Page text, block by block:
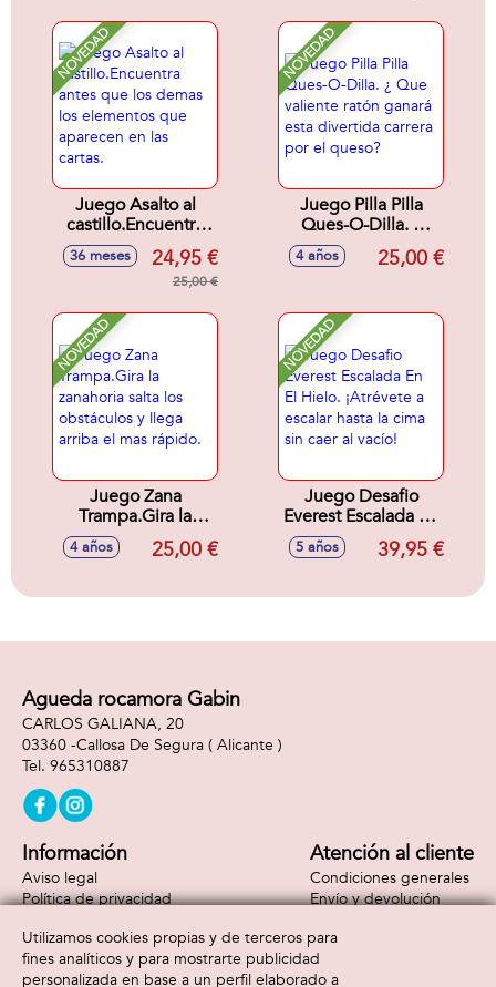
NOVEDAD
Juego Asalto al
castillo.Encuentra
antes que los
demas los
elementos que
cartas.
36 meses 24,95 €
25,00 €
NOVEDAD
Juego Pilla Pilla
Ques-O-Dilla. ¿
Que valiente ratón
ganará esta
4 años 25,00 €
NOVEDAD
Juego Zana
Trampa.Gira la
zanahoria salta los
obstáculos y llega
rápido.
4 años 25,00 €
NOVEDAD
Juego Desafio
Everest Escalada En
El Hielo. ¡Atrévete a
escalar hasta la
vacío!
5 años 39,95 €
Agueda rocamora Gabin
CARLOS GALIANA, 20
03360 -Callosa De Segura ( Alicante )
965310887
Información
Aviso legal
Política de privacidad
Atención al cliente
Condiciones generales
Envío y devolución
Formas de pago
Utilizamos cookies propias y de terceros para
fines analíticos y para mostrarte publicidad
personalizada en base a un perfil elaborado a